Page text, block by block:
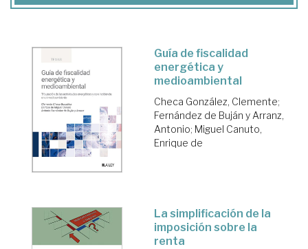
Guía de fiscalidad
energética y
medioambiental
Checa González, Clemente;
Fernández de Buján y Arranz,
Antonio; Miguel Canuto,
Enrique de
La simplificación de la
imposición sobre la
renta